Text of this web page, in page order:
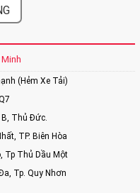
(Hẻm Xe Tải)
B, Thủ Đức.
TP. Biên Hòa
Tp Thủ Dầu Một
Tp. Quy Nhơn